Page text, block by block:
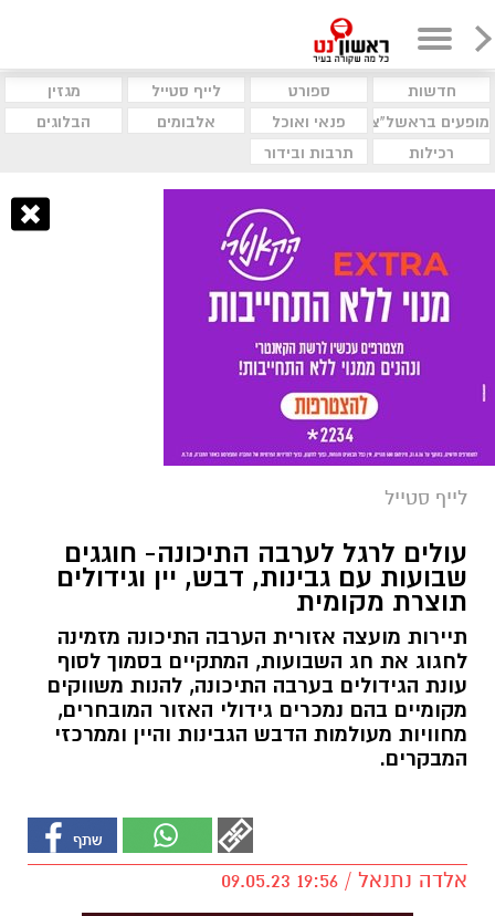
חדשות ספורט לייף סטייל
מגזין
מופעים בראשל"צ
פנאי ואוכל אלבומים
הבלוגים
רכילות
תרבות ובידור
לייף סטייל
עולים לרגל לערבה התיכונה- חוגגים
שבועות עם גבינות, דבש, יין וגידולים
תוצרת מקומית
תיירות מועצה אזורית הערבה התיכונה מזמינה
לחגוג את חג השבועות, המתקיים בסמוך לסוף
עונת הגידולים בערבה התיכונה, להנות משווקים
מקומיים בהם נמכרים גידולי האזור המובחרים,
מחוויות מעולמות הדבש הגבינות והיין וממרכזי
המבקרים.
אלדה נתנאל / 19:56 09.05.23